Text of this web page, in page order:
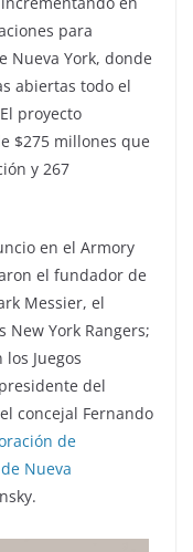
para
Nueva York, donde
abiertas todo el
proyecto
$275 millones que
y 267
en el Armory
el fundador de
Messier, el
New York Rangers;
Juegos
del
concejal Fernando
de
Nueva